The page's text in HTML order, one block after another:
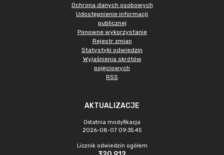
Ochrona danych osobowych
Udostępnienie informacji
publicznej
Ponowne wykorzystanie
Rejestr zmian
Statystyki odwiedzin
Wyjaśnienia skrótów
pojęciowych
RSS
AKTUALIZACJE
Ostatnia modyfikacja
2026-08-07 09:35:45
Licznik odwiedzin ogółem